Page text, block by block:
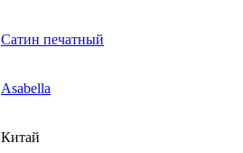
Сатин печатный
Asabella
Китай